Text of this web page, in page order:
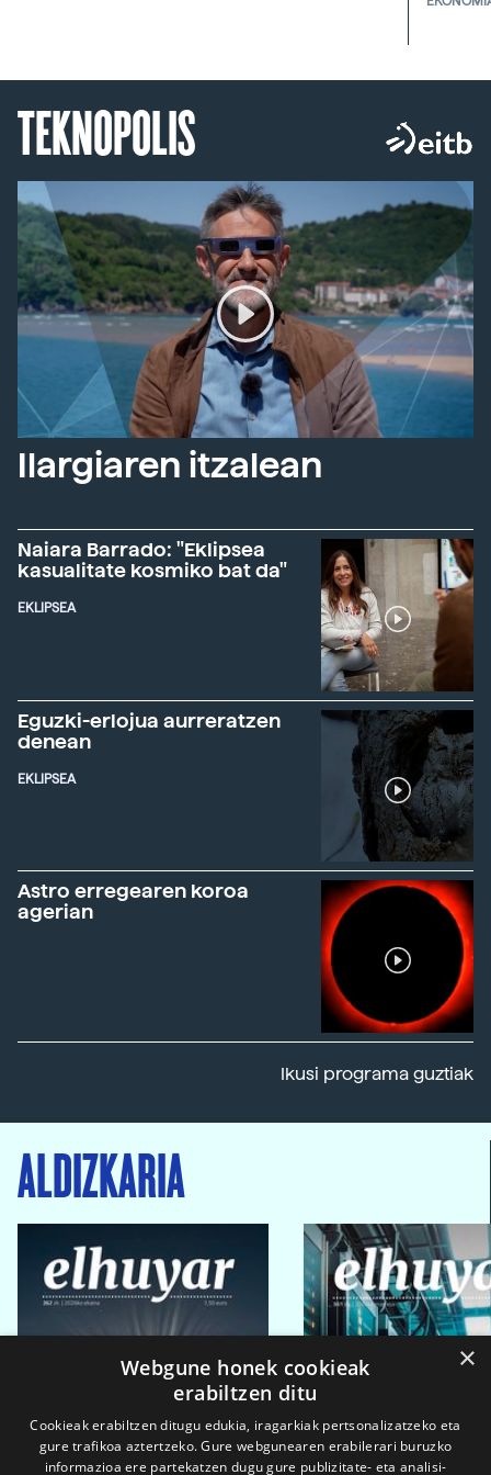
TEKNOPOLIS
Ilargiaren itzalean
Naiara Barrado: "Eklipsea
kasualitate kosmiko bat da"
EKLIPSEA
Eguzki-erlojua aurreratzen
denean
EKLIPSEA
Astro erregearen koroa
agerian
Ikusi programa guztiak
ALDIZKARIA
×
Webgune honek cookieak
erabiltzen ditu
Cookieak erabiltzen ditugu edukia, iragarkiak pertsonalizatzeko eta
gure trafikoa aztertzeko. Gure webgunearen erabilerari buruzko
informazioa ere partekatzen dugu gure publizitate- eta analisi-